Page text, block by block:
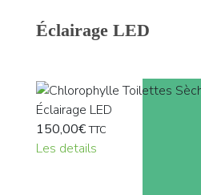
Éclairage LED
150,00€ TTC
Les details